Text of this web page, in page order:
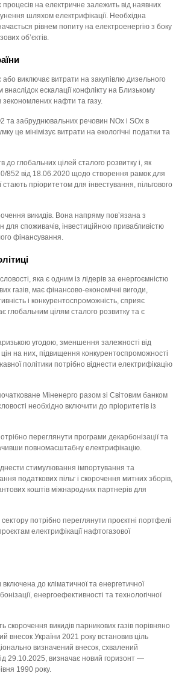
на електричне залежить від наявних
шляхом електрифікації. Необхідна
рівнем попиту на електроенергію з боку
об’єктів.
або виключає витрати на закупівлю дизельного
ескалації конфлікту на Близькому
зекономлених нафти та газу.
та забруднювальних речовин NOx і SOx в
це мінімізує витрати на екологічні податки та
глобальних цілей сталого розвитку і, як
852 від 18.06.2020 щодо створення рамок для
пріоритетом для інвестування, пільгового
викидів. Вона напряму пов’язана з
для споживачів, інвестиційною привабливістю
фінансування.
яка є одним із лідерів за енергоємністю
газів, має фінансово-економічні вигоди,
і конкурентоспроможність, сприяє
глобальним цілям сталого розвитку та є
угодою, зменшення залежності від
на них, підвищення конкурентоспроможності
політики потрібно віднести електрифікацію
Міненерго разом зі Світовим банком
необхідно включити до пріоритетів із
переглянути програми декарбонізації та
повномасштабну електрифікацію.
стимулювання імпортування та
податкових пільг і скорочення митних зборів,
коштів міжнародних партнерів для
потрібно переглянути проєктні портфелі
електрифікації нафтогазової
до кліматичної та енергетичної
енергоефективності та технологічної
скорочення викидів парникових газів порівняно
внесок України 2021 року встановив ціль
визначений внесок, схвалений
29.10.2025, визначає новий горизонт —
1990 року.